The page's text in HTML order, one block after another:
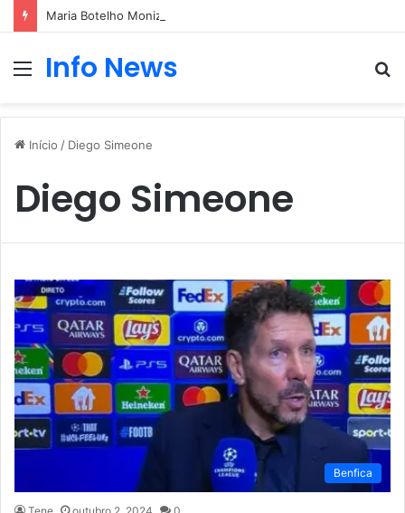
Maria Botelho Moniz “interrompe” confessionário
Menu
Info News
Início / Diego Simeone
Diego Simeone
Benfica